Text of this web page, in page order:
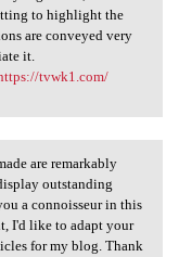
to highlight the
are conveyed very
it.
tvwk1.com/
made
are remarkably
outstanding
a connoisseur in this
I'd like to adapt your
for my blog. Thank